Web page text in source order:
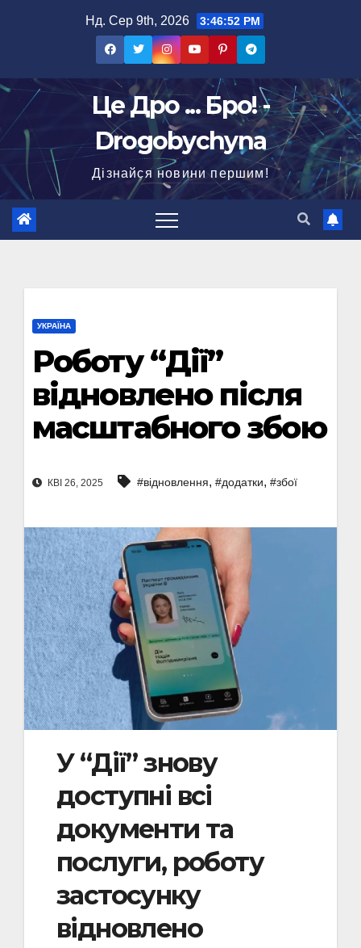
Нд. Сер 9th, 2026 3:46:53 PM
Це Дро ... Бро! -
Drogobychyna
Дізнайся новини першим!
УКРАЇНА
Роботу “Дії”
відновлено після
масштабного збою
КВІ 26, 2025 #відновлення, #додатки, #збої
У “Дії” знову
доступні всі
документи та
послуги, роботу
застосунку
відновлено